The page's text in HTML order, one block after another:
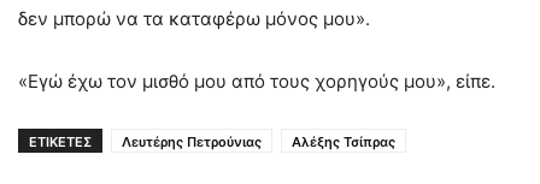
δεν μπορώ να τα καταφέρω μόνος μου».
«Εγώ έχω τον μισθό μου από τους χορηγούς μου», είπε.
ΕΤΙΚΕΤΕΣ Λευτέρης Πετρούνιας Αλέξης Τσίπρας